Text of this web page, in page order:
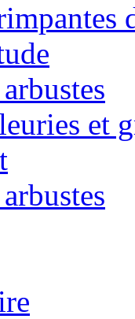
et